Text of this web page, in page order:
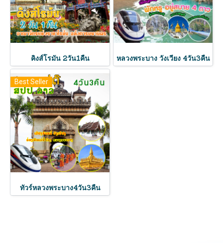
คิงส์โรมัน 2วัน1คืน หลวงพระบาง วังเวียง 4วัน3คืน
Best Seller
ทัวร์หลวงพระบาง4วัน3คืน